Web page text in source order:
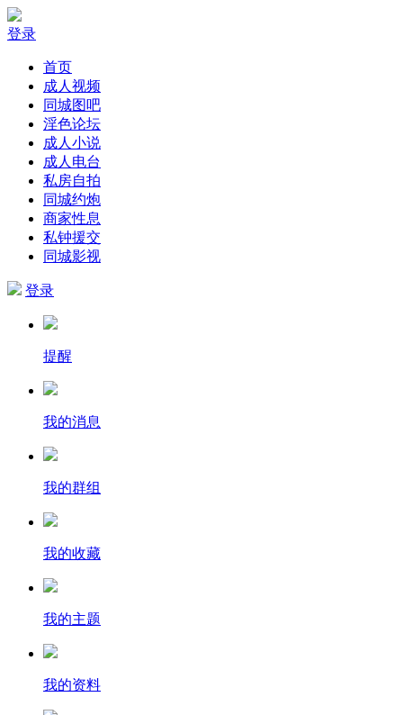
登录
首页
成人视频
同城图吧
淫色论坛
成人小说
成人电台
私房自拍
同城约炮
商家性息
私钟援交
同城影视
登录
提醒
我的消息
我的群组
我的收藏
我的主题
我的资料